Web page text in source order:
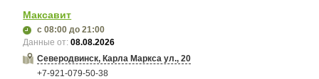
Максавит
с 08:00 до 21:00
Данные от:08.08.2026
Северодвинск, Карла Маркса ул., 20
+7-921-079-50-38